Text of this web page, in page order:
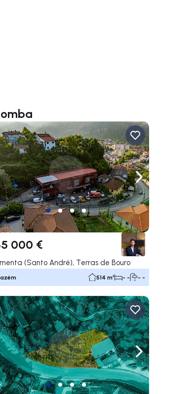
para a direitapara a esquerda Navegação
000 €
(Santo André), Terras de Bouro
514 m² - - - -
para a direitapara a esquerda Navegação